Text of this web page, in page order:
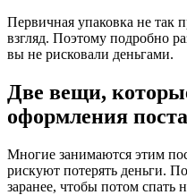
Первичная упаковка не так
взгляд. Поэтому подробно
вы не рисковали деньгами.
Две вещи,
оформления
Многие занимаются этим
рискуют потерять деньги.
заранее, чтобы потом спать